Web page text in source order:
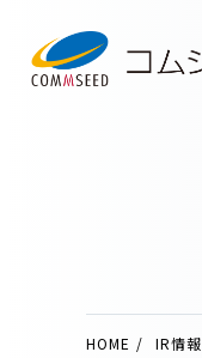
HOME IR情報